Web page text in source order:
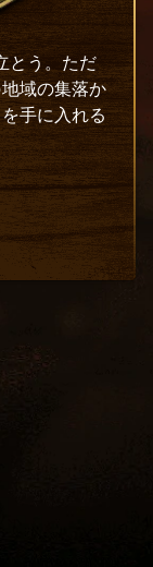
とう。ただ
域の集落か
手に入れる